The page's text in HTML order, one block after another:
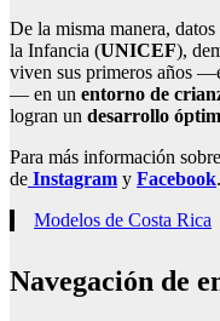
De la misma manera,
la Infancia (UNICEF),
viven sus primeros años
— en un entorno de
logran un desarrollo
Para más información
de Instagram y Facebook.
Modelos de Costa Rica
Navegación de